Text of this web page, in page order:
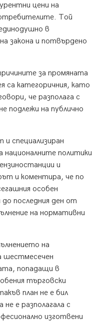
цени на
Той
в
закона и потвърдено
за промяната
са категоричния, като
че разполага с
подлежи на публично
специализиран
политики
и
и коментира, че по
особен
последния ден от
на нормативни
на
шестмесечен
попадащи в
търговски
план не е бил
е разполагала с
изготвени